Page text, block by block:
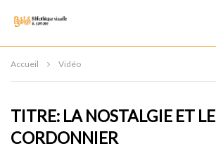
Accueil Vidéo
TITRE: LA NOSTALGIE ET LE
CORDONNIER